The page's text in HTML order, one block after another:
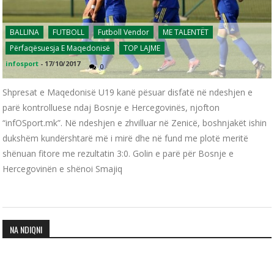
BALLINA FUTBOLL Futboll Vendor
ME TALENTËT
Përfaqësuesja E Maqedonisë
TOP LAJME
infosport - 17/10/2017 0
Shpresat e Maqedonisë U19 kanë pësuar disfatë në ndeshjen e
parë kontrolluese ndaj Bosnje e Hercegovinës, njofton
“infOSport.mk”. Në ndeshjen e zhvilluar në Zenicë, boshnjakët ishin
dukshëm kundërshtarë më i mirë dhe në fund me plotë meritë
shënuan fitore me rezultatin 3:0. Golin e parë për Bosnje e
Hercegovinën e shënoi Smajiq
NA NDIQNI